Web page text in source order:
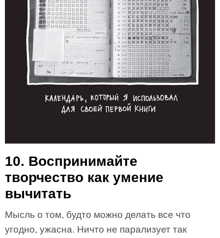
10. Воспринимайте
творчество как умение
вычитать
Мысль о том, будто можно делать все что
угодно, ужасна. Ничто не парализует так